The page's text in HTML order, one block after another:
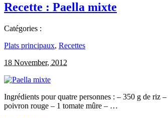
Recette : Paella mixte
Catégories :
Plats principaux, Recettes
18 November, 2012
Ingrédients pour quatre personnes : – 350 g de riz
poivron rouge – 1 tomate mûre – …